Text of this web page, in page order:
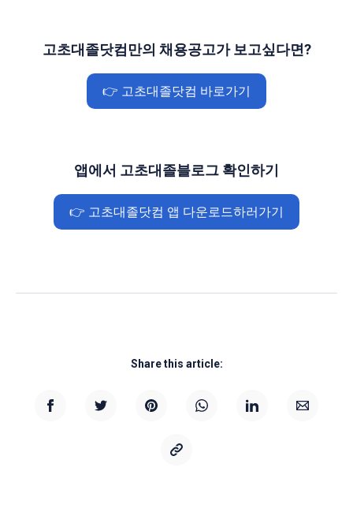
고초대졸닷컴만의 채용공고가 보고싶다면?
👉 고초대졸닷컴 바로가기
앱에서 고초대졸블로그 확인하기
👉 고초대졸닷컴 앱 다운로드하러가기
Share this article: